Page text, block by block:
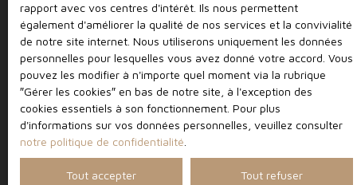
Pour en savoir plus sur le traitement de vos données
personnelles, veuillez consulter notre politique de
confidentialité.
Recevoir des annonces
rapport avec vos centres d'intérêt. Ils nous permettent
également d'améliorer la qualité de nos services et la convivialité
de notre site internet. Nous utiliserons uniquement les données
personnelles pour lesquelles vous avez donné votre accord. Vous
pouvez les modifier à n'importe quel moment via la rubrique
″Gérer les cookies″ en bas de notre site, à l'exception des
cookies essentiels à son fonctionnement. Pour plus
d'informations sur vos données personnelles, veuillez consulter
notre politique de confidentialité
Tout accepter Tout refuser